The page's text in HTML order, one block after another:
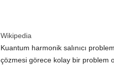
Wikipedia
Kuantum harmonik salınıcı
çözmesi görece kolay bir problem